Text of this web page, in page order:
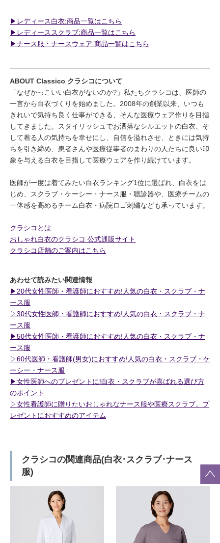
▶︎レディース白衣:商品一覧はこちら
▶︎レディーススクラブ:商品一覧はこちら
▶︎ナース服・ナースウェア:商品一覧はこちら
ABOUT Classico クラシコについて
「なぜかっこいい白衣がないのか?」私たちクラシコは、医師の
一言から白衣づくりを始めました。2008年の創業以来、いつも
きれいで気持ち良く仕事ができる、そんな医療ウェア作りを目指
してきました。スタイリッシュでお洒落なシルエットの白衣、そ
して着る人の気持ちを幸せにし、自信を溢れさせ、ときには気持
ちを引き締め、患者さんや医療従事者のまわりの人たちに良い印
象を与える白衣を目指して医療ウェアを作り続けています。
医師が一度は着てみたい白衣ランキング1位に選ばれ、白衣をは
じめ、スクラブ・ケーシー・ナース服・聴診器や、医療チームの
一体感を高めるチーム白衣・病院ロゴ刺繍なども承っています。
クラシコとは
おしゃれ白衣のクラシコ 公式通販サイト
クラシコ店舗のご案内はこちら
あわせて読みたい関連情報
▶︎20代女性医師・看護師におすすめ!人気の白衣・スクラブ・ナ
ース服
▷30代女性医師・看護師におすすめ!人気の白衣・スクラブ・ナ
ース服
▶︎50代女性医師・看護師におすすめ!人気の白衣・スクラブ・ナ
ース服
▷60代医師・看護師(男女)におすすめ!人気の白衣・スクラブ・ケ
ーシー・ナース服
▶︎女性医師へのプレゼントに!白衣・スクラブが喜ばれる選び方
のポイント
▷女性看護師に贈りたいおしゃれなナース服や医療スクラブ。プ
レゼントにおすすめのアイテム
クラシコの関連商品(白衣･スクラブ･ナース
服)